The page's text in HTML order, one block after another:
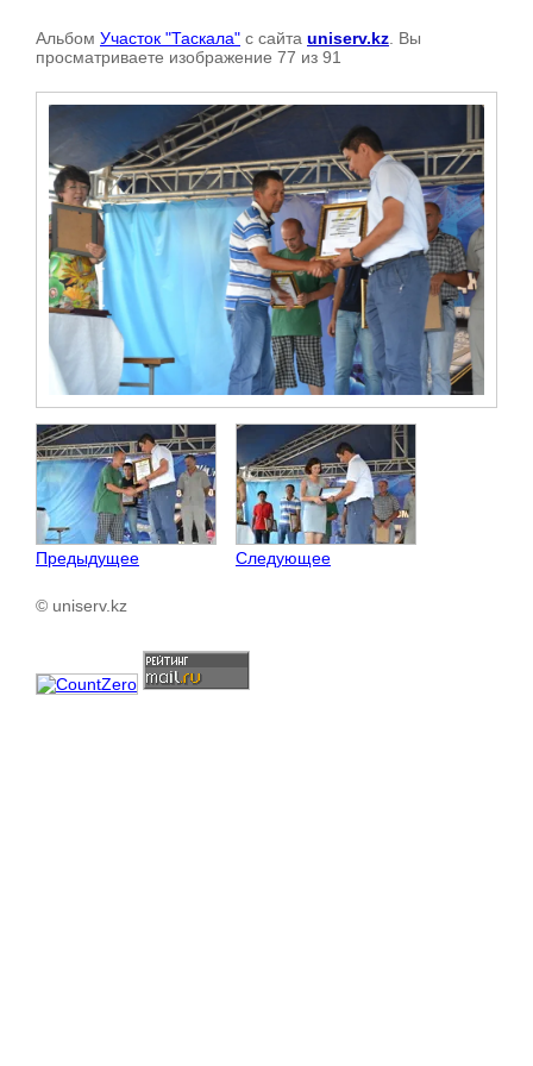
Альбом Участок "Таскала" с сайта uniserv.kz . Вы
просматриваете изображение 77 из 91
Предыдущее Следующее
© uniserv.kz